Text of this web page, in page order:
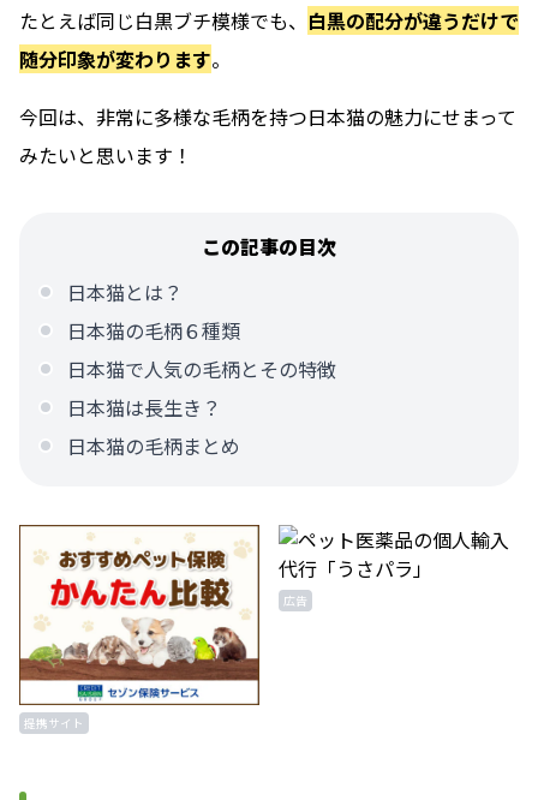
たとえば同じ白黒ブチ模様でも、 白黒の配分が違うだけで
随分印象が変わります。
今回は、非常に多様な毛柄を持つ日本猫の魅力にせまって
みたいと思います ！
この記事の目次
日本猫とは？
日本猫の毛柄６種類
日本猫で人気の毛柄とその特徴
日本猫は長生き？
日本猫の毛柄まとめ
提携サイト
広告